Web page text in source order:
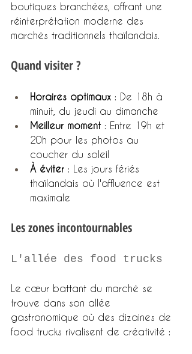
boutiques branchées, offrant une
réinterprétation moderne des
marchés traditionnels thaïlandais.
Quand visiter ?
Horaires optimaux : De 18h à
minuit, du jeudi au dimanche
Meilleur moment : Entre 19h et
20h pour les photos au
coucher du soleil
À éviter : Les jours fériés
thaïlandais où l'affluence est
maximale
Les zones incontournables
L'allée des food trucks
Le cœur battant du marché se
trouve dans son allée
gastronomique où des dizaines de
food trucks rivalisent de créativité :